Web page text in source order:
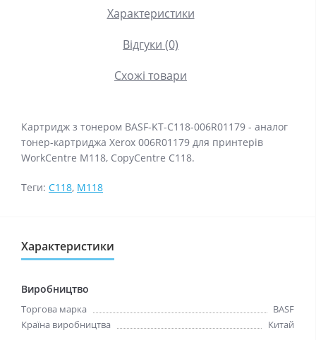
Характеристики
Відгуки (0)
Схожі товари
Картридж з тонером BASF-KT-C118-006R01179 - аналог
тонер-картриджа Xerox 006R01179 для принтерів
WorkCentre M118, CopyCentre C118.
Теги: C118, M118
Характеристики
Виробництво
Торгова марка
BASF
Країна виробництва
Китай